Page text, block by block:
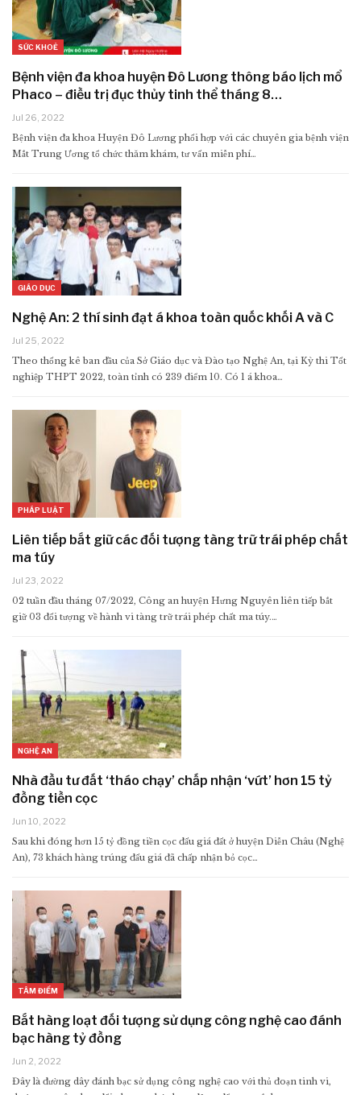
SỨC KHOẺ
Bệnh viện đa khoa huyện Đô Lương thông báo lịch mổ
Phaco – điều trị đục thủy tinh thể tháng 8…
Jul 26, 2022
Bệnh viện đa khoa Huyện Đô Lương phối hợp với các chuyên gia bệnh viện
Mắt Trung Ương tổ chức thăm khám, tư vấn miễn phí…
GIÁO DỤC
Nghệ An: 2 thí sinh đạt á khoa toàn quốc khối A và C
Jul 25, 2022
Theo thống kê ban đầu của Sở Giáo dục và Đào tạo Nghệ An, tại Kỳ thi Tốt
nghiệp THPT 2022, toàn tỉnh có 239 điểm 10. Có 1 á khoa…
PHÁP LUẬT
Liên tiếp bắt giữ các đối tượng tàng trữ trái phép chất
ma túy
Jul 23, 2022
02 tuần đầu tháng 07/2022, Công an huyện Hưng Nguyên liên tiếp bắt
giữ 03 đối tượng về hành vi tàng trữ trái phép chất ma túy.…
NGHỆ AN
Nhà đầu tư đất ‘tháo chạy’ chấp nhận ‘vứt’ hơn 15 tỷ
đồng tiền cọc
Jun 10, 2022
Sau khi đóng hơn 15 tỷ đồng tiền cọc đấu giá đất ở huyện Diễn Châu (Nghệ
An), 73 khách hàng trúng đấu giá đã chấp nhận bỏ cọc…
TÂM ĐIỂM
Bắt hàng loạt đối tượng sử dụng công nghệ cao đánh
bạc hàng tỷ đồng
Jun 2, 2022
Đây là đường dây đánh bạc sử dụng công nghệ cao với thủ đoạn tinh vi,